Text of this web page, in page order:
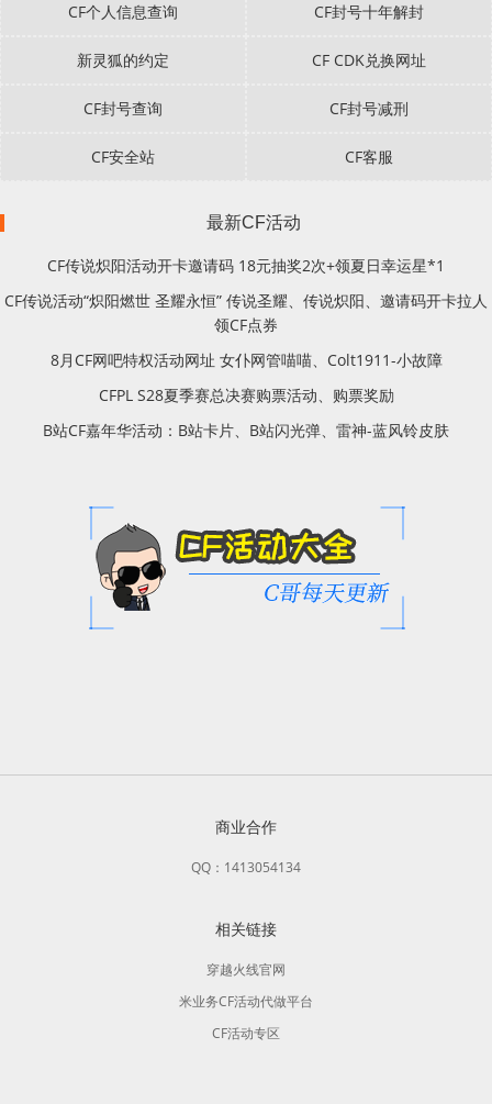
CF个人信息查询 CF封号十年解封
新灵狐的约定 CF CDK兑换网址
CF封号查询 CF封号减刑
CF安全站 CF客服
最新CF活动
CF传说炽阳活动开卡邀请码 18元抽奖2次+领夏日幸运星*1
CF传说活动“炽阳燃世 圣耀永恒” 传说圣耀、传说炽阳、邀请码开卡拉人
领CF点券
8月CF网吧特权活动网址 女仆网管喵喵、Colt1911-小故障
CFPL S28夏季赛总决赛购票活动、购票奖励
B站CF嘉年华活动：B站卡片、B站闪光弹、雷神-蓝风铃皮肤
商业合作
QQ：1413054134
相关链接
穿越火线官网
米业务CF活动代做平台
CF活动专区